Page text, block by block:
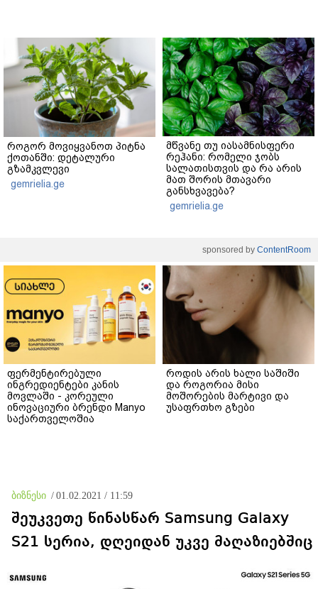
როგორ მოვიყვანოთ პიტნა
ქოთანში: დეტალური
გზამკვლევი
gemrielia.ge
მწვანე თუ იასამნისფერი
რეჰანი: რომელი ჯობს
სალათისთვის და რა არის
მათ შორის მთავარი
განსხვავება?
gemrielia.ge
sponsored by ContentRoom
ფერმენტირებული
ინგრედიენტები კანის
მოვლაში - კორეული
ინოვაციური ბრენდი Manyo
საქართველოშია
როდის არის ხალი საშიში
და როგორია მისი
მოშორების მარტივი და
უსაფრთხო გზები
ბიზნესი / 01.02.2021 / 11:59
შეუკვეთე წინასწარ Samsung Galaxy
S21 სერია, დღეიდან უკვე მაღაზიებშიც